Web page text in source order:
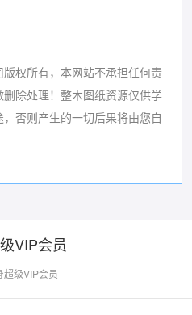
权所有，本网站不承担任何责
除处理！ 整木图纸资源仅供学
否则产生的一切后果将由您自
VIP会员
超级VIP会员